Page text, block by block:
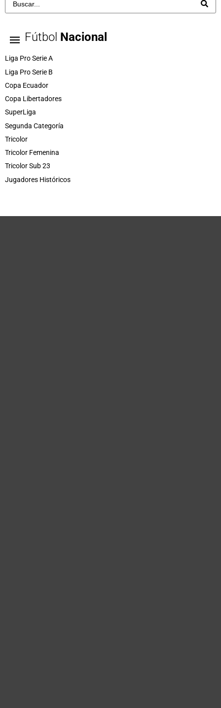
Fútbol Nacional
Liga Pro Serie A
Liga Pro Serie B
Copa Ecuador
Copa Libertadores
SuperLiga
Segunda Categoría
Tricolor
Tricolor Femenina
Tricolor Sub 23
Jugadores Históricos